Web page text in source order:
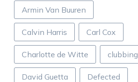
Armin Van Buuren
Calvin Harris Carl Cox
Charlotte de Witte clubbing
David Guetta Defected